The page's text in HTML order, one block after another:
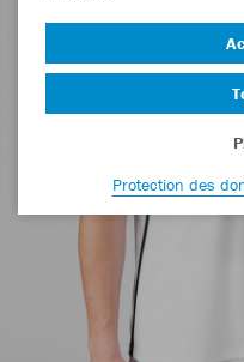
Protection des